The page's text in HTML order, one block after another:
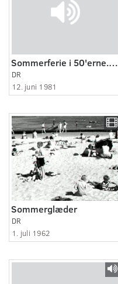
Sommerferie i 50'erne. Knud Erik Pedersen
DR
12. juni 1981
Sommerglæder
DR
1. juli 1962